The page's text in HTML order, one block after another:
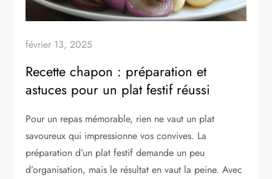
février 13, 2025
Recette chapon : préparation et
astuces pour un plat festif réussi
Pour un repas mémorable, rien ne vaut un plat
savoureux qui impressionne vos convives. La
préparation d’un plat festif demande un peu
d’organisation, mais le résultat en vaut la peine. Avec